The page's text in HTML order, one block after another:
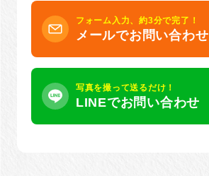
フォーム入力、約3分で完了！
メールでお問い合わせ
写真を撮って送るだけ！
LINEでお問い合わせ